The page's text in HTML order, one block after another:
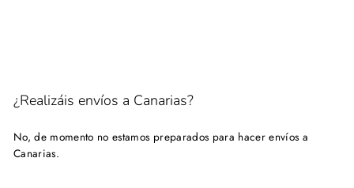
¿Realizáis envíos a Canarias?
No, de momento no estamos preparados para hacer envíos a
Canarias.